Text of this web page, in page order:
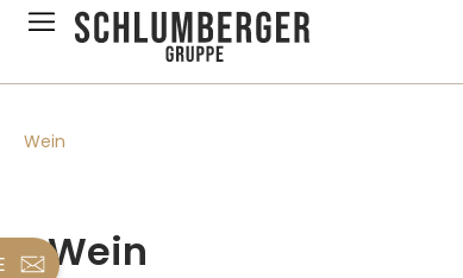
Zur Hauptnavigation springen
Wein
Wein